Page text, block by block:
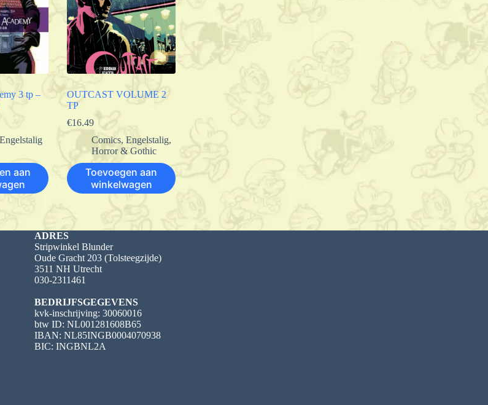
3 tp –
Engelstalig
aan
OUTCAST VOLUME 2
TP
€16.49
Comics,Engelstalig,
Horror & Gothic
Toevoegen aan
winkelwagen
ADRES
Stripwinkel Blunder
Oude Gracht 203 (Tolsteegzijde)
3511 NH Utrecht
030-2311461
BEDRIJFSGEGEVENS
kvk-inschrijving: 30060016
btw ID: NL001281608B65
IBAN: NL85INGB0004070938
BIC: INGBNL2A